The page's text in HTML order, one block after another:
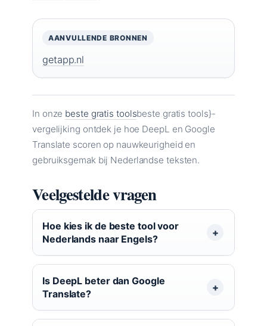
AANVULLENDE BRONNEN
getapp.nl
In onze beste gratis toolsbeste gratis tools}-
vergelijking ontdek je hoe DeepL en Google
Translate scoren op nauwkeurigheid en
gebruiksgemak bij Nederlandse teksten.
Veelgestelde vragen
Hoe kies ik de beste tool voor
Nederlands naar Engels?
Is DeepL beter dan Google
Translate?